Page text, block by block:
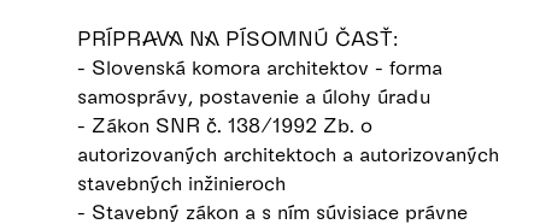
PRÍPRAVA NA PÍSOMNÚ ČASŤ:
- Slovenská komora architektov - forma
samosprávy, postavenie a úlohy úradu
- Zákon SNR č. 138/1992 Zb. o
autorizovaných architektoch a autorizovaných
stavebných inžinieroch
- Stavebný zákon a s ním súvisiace právne